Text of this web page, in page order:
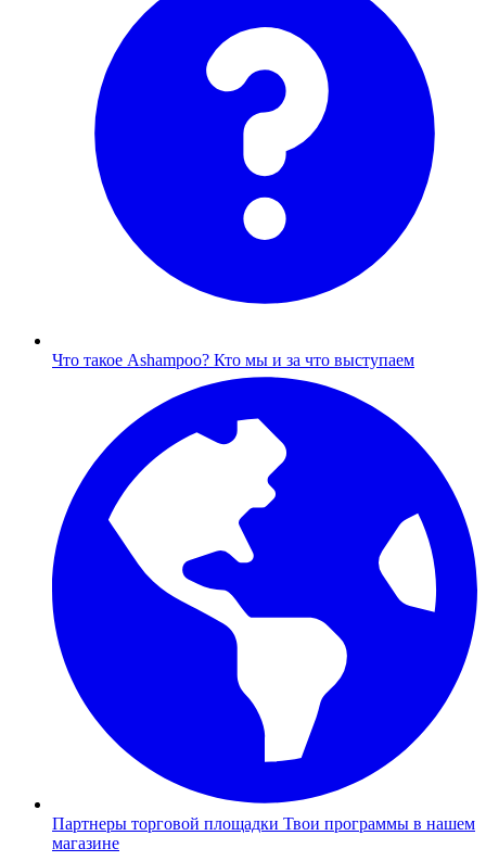
Что такое Ashampoo? Кто мы и за что выступаем
Партнеры торговой площадки Твои программы в нашем
магазине